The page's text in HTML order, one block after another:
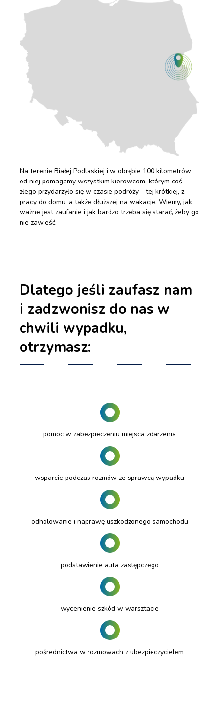
Na terenie Białej Podlaskiej i w obrębie 100 kilometrów
od niej pomagamy wszystkim kierowcom, którym coś
złego przydarzyło się w czasie podróży - tej krótkiej, z
pracy do domu, a także dłuższej na wakacje. Wiemy, jak
ważne jest zaufanie i jak bardzo trzeba się starać, żeby go
nie zawieść.
Dlatego jeśli zaufasz nam
i zadzwonisz do nas w
chwili wypadku,
otrzymasz:
pomoc w zabezpieczeniu miejsca zdarzenia
wsparcie podczas rozmów ze sprawcą wypadku
odholowanie i naprawę uszkodzonego samochodu
podstawienie auta zastępczego
wycenienie szkód w warsztacie
pośrednictwa w rozmowach z ubezpieczycielem